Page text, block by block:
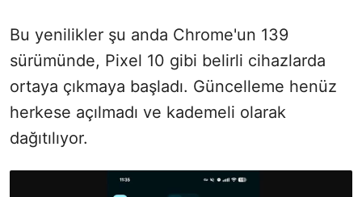
Bu yenilikler şu anda Chrome'un 139
sürümünde, Pixel 10 gibi belirli cihazlarda
ortaya çıkmaya başladı. Güncelleme henüz
herkese açılmadı ve kademeli olarak
dağıtılıyor.